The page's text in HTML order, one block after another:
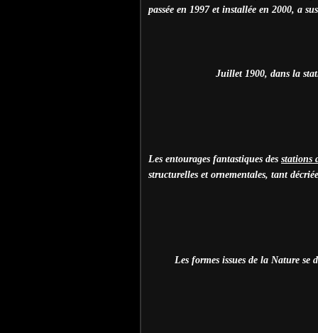
passée en 1997 et installée en 2000, a
Juillet 1900, dans la
Les entourages fantastiques des stations
structurelles et ornementales, tant
Les formes issues de la Nature se